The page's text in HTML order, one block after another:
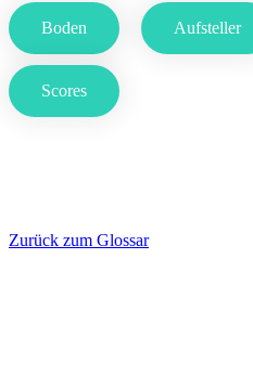
Boden Aufsteller
Scores
Zurück zum Glossar